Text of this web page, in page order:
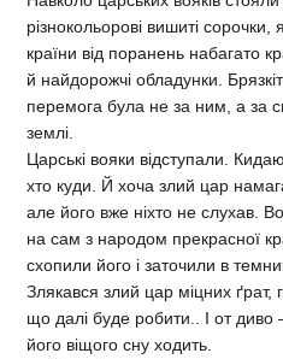
різнокольорові вишиті
країни від поранень набагато
й найдорожчі обладунки.
перемога була не за ним, а за
землі.
Царські вояки відступали.
хто куди. Й хоча злий цар
але його вже ніхто не слухав.
на сам з народом прекрасної
схопили його і заточили в
Злякався злий цар міцних ґрат,
що далі буде робити.. І от
його віщого сну ходить.